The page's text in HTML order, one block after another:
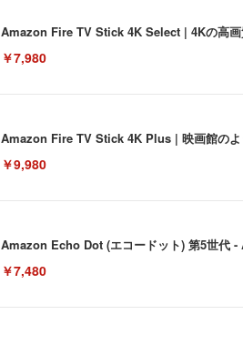
Amazon Fire TV Stick 4K Select | 4Kの高
￥7,980
Amazon Fire TV Stick 4K Plus | 映画館の
￥9,980
Amazon Echo Dot (エコードット) 第5世代
￥7,480